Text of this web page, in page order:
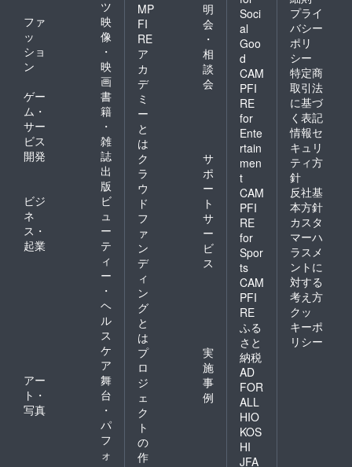
ツ
ファ
ッ
ショ
ン
映
像
・
映
画
ゲー
ム・
サー
ビス
開発
書
籍
・
雑
誌
出
版
ビジ
ネ
ス・
起業
ビ
ュ
ー
テ
ィ
ー
・
ヘ
ル
ス
ケ
ア
アー
ト・
写真
舞
台
・
パ
フ
ォ
MP
FI
RE
ア
カ
デ
ミ
ー
と
は
明
会
・
相
談
会
ク
ラ
ウ
ド
フ
ァ
ン
デ
ィ
ン
グ
と
は
サ
ポ
ー
ト
サ
ー
ビ
ス
プ
ロ
ジ
ェ
ク
ト
の
作
実
施
事
例
Soci
al
Goo
d
CAM
PFI
RE
for
Ente
rtain
men
t
CAM
PFI
RE
for
Spor
ts
CAM
PFI
RE
ふる
さと
納税
AD
FOR
ALL
HIO
KOS
HI
JFA
プライ
バシー
ポリ
シー
特定商
取引法
に基づ
く表記
情報セ
キュリ
ティ方
針
反社基
本方針
カスタ
マーハ
ラスメ
ントに
対する
考え方
クッ
キーポ
リシー